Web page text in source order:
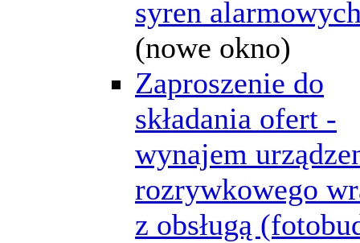
syren
(nowe okno)
Zaproszenie do
składania ofert -
wynajem
rozrywkowego
z obsługą